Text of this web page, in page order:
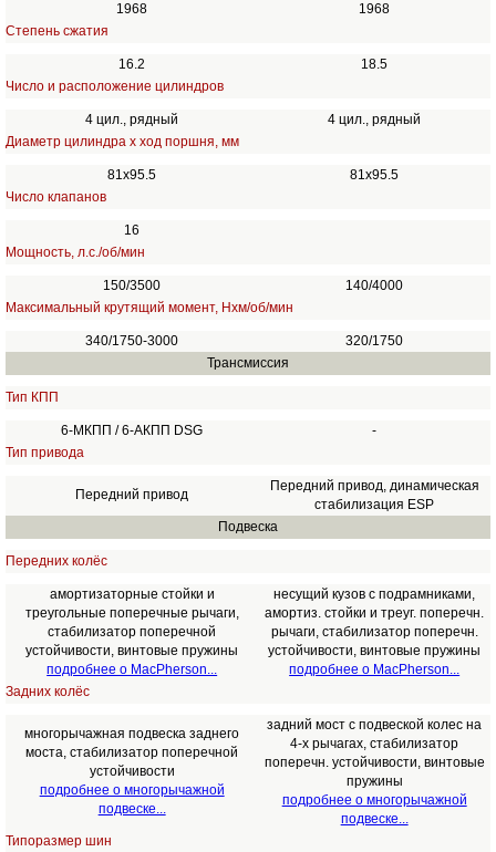
1968
1968
Степень сжатия
16.2
18.5
Число и расположение цилиндров
4 цил., рядный
4 цил., рядный
Диаметр цилиндра х ход поршня, мм
81x95.5
81х95.5
Число клапанов
16
Мощность, л.с./об/мин
150/3500
140/4000
Максимальный крутящий момент, Нхм/об/мин
340/1750-3000
320/1750
Трансмиссия
Тип КПП
6-МКПП / 6-АКПП DSG
-
Тип привода
Передний привод
Передний привод, динамическая
стабилизация ESP
Подвеска
Передних колёс
амортизаторные стойки и
треугольные поперечные рычаги,
стабилизатор поперечной
устойчивости, винтовые пружины
подробнее о MacPherson...
несущий кузов с подрамниками,
амортиз. стойки и треуг. поперечн.
рычаги, стабилизатор поперечн.
устойчивости, винтовые пружины
подробнее о MacPherson...
Задних колёс
многорычажная подвеска заднего
моста, стабилизатор поперечной
устойчивости
подробнее о многорычажной
подвеске...
задний мост с подвеской колес на
4-х рычагах, стабилизатор
поперечн. устойчивости, винтовые
пружины
подробнее о многорычажной
подвеске...
Типоразмер шин